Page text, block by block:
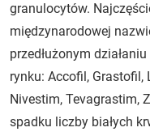
granulocytów.
międzynarodowej
przedłużonym
rynku: Accofil, Grastofil,
Nivestim, Tevagrastim,
spadku liczby białych